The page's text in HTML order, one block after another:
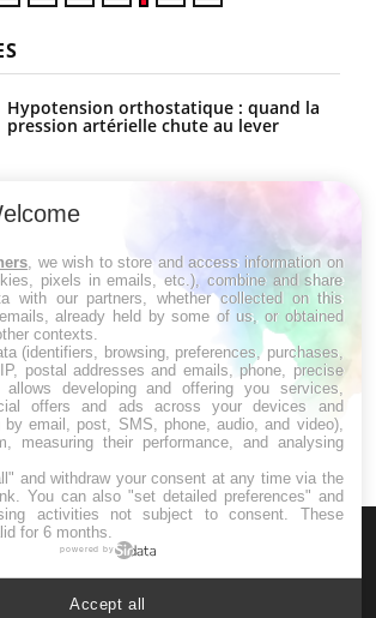
Hypotension orthostatique : quand la
pression artérielle chute au lever
Drépanocytose : une déformation des
globules rouges aux conséquences
Maladie de Charcot (Sclérose latérale
amyotrophique)
, we wish to store and access information on
pixels in emails, etc.), combine and share
with our partners, whether collected on this
already held by some of us, or obtained
contexts.
(identifiers, browsing, preferences, purchases,
postal addresses and emails, phone, precise
allows developing and offering you services,
offers and ads across your devices and
by email, post, SMS, phone, audio, and video),
measuring their performance, and analysing
and withdraw your consent at any time via the
. You can also "set detailed preferences" and
activities not subject to consent. These
for 6 months.
powered by
Accept all